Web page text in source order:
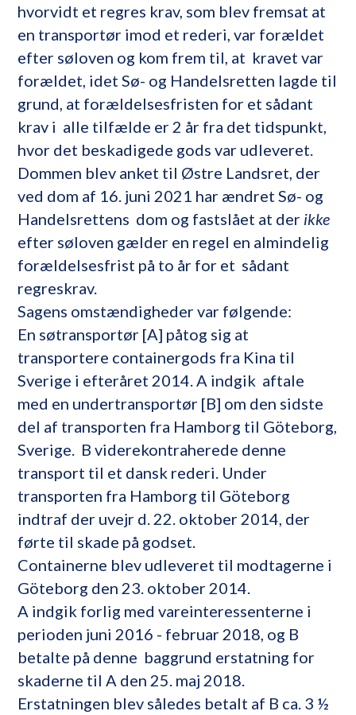
hvorvidt et regres krav, som blev fremsat at
en transportør imod et rederi, var forældet
efter søloven og kom frem til, at kravet var
forældet, idet Sø- og Handelsretten lagde til
grund, at forældelsesfristen for et sådant
krav i alle tilfælde er 2 år fra det tidspunkt,
hvor det beskadigede gods var udleveret.
Dommen blev anket til Østre Landsret, der
ved dom af 16. juni 2021 har ændret Sø- og
Handelsrettens dom og fastslået at der ikke
efter søloven gælder en regel en almindelig
forældelsesfrist på to år for et sådant
regreskrav.
Sagens omstændigheder var følgende:
En søtransportør [A] påtog sig at
transportere containergods fra Kina til
Sverige i efteråret 2014. A indgik aftale
med en undertransportør [B] om den sidste
del af transporten fra Hamborg til Göteborg,
Sverige. B viderekontraherede denne
transport til et dansk rederi. Under
transporten fra Hamborg til Göteborg
indtraf der uvejr d. 22. oktober 2014, der
førte til skade på godset.
Containerne blev udleveret til modtagerne i
Göteborg den 23. oktober 2014.
A indgik forlig med vareinteressenterne i
perioden juni 2016 - februar 2018, og B
betalte på denne baggrund erstatning for
skaderne til A den 25. maj 2018.
Erstatningen blev således betalt af B ca. 3 ½